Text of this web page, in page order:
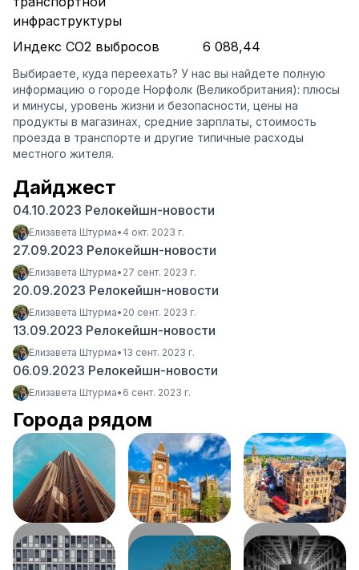
инфраструктуры
Индекс CO2 выбросов 6 088,44
Выбираете, куда переехать? У нас вы найдете полную
информацию о городе Норфолк (Великобритания): плюсы
и минусы, уровень жизни и безопасности, цены на
продукты в магазинах, средние зарплаты, стоимость
проезда в транспорте и другие типичные расходы
местного жителя.
Дайджест
04.10.2023 Релокейшн-новости
Елизавета Штурма• 4 окт. 2023 г.
27.09.2023 Релокейшн-новости
Елизавета Штурма• 27 сент. 2023 г.
20.09.2023 Релокейшн-новости
Елизавета Штурма• 20 сент. 2023 г.
13.09.2023 Релокейшн-новости
Елизавета Штурма• 13 сент. 2023 г.
06.09.2023 Релокейшн-новости
Елизавета Штурма• 6 сент. 2023 г.
Города рядом
Йорк
346км
Рединг
км
Оксфорд
581км